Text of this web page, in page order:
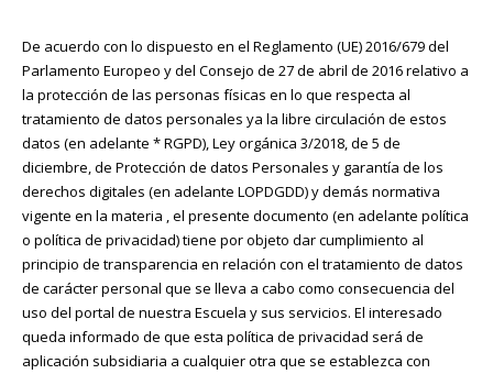
De acuerdo con lo dispuesto en el Reglamento (UE) 2016/679 del
Parlamento Europeo y del Consejo de 27 de abril de 2016 relativo a
la protección de las personas físicas en lo que respecta al
tratamiento de datos personales ya la libre circulación de estos
datos (en adelante * RGPD), Ley orgánica 3/2018, de 5 de
diciembre, de Protección de datos Personales y garantía de los
derechos digitales (en adelante LOPDGDD) y demás normativa
vigente en la materia , el presente documento (en adelante política
o política de privacidad) tiene por objeto dar cumplimiento al
principio de transparencia en relación con el tratamiento de datos
de carácter personal que se lleva a cabo como consecuencia del
uso del portal de nuestra Escuela y sus servicios. El interesado
queda informado de que esta política de privacidad será de
aplicación subsidiaria a cualquier otra que se establezca con